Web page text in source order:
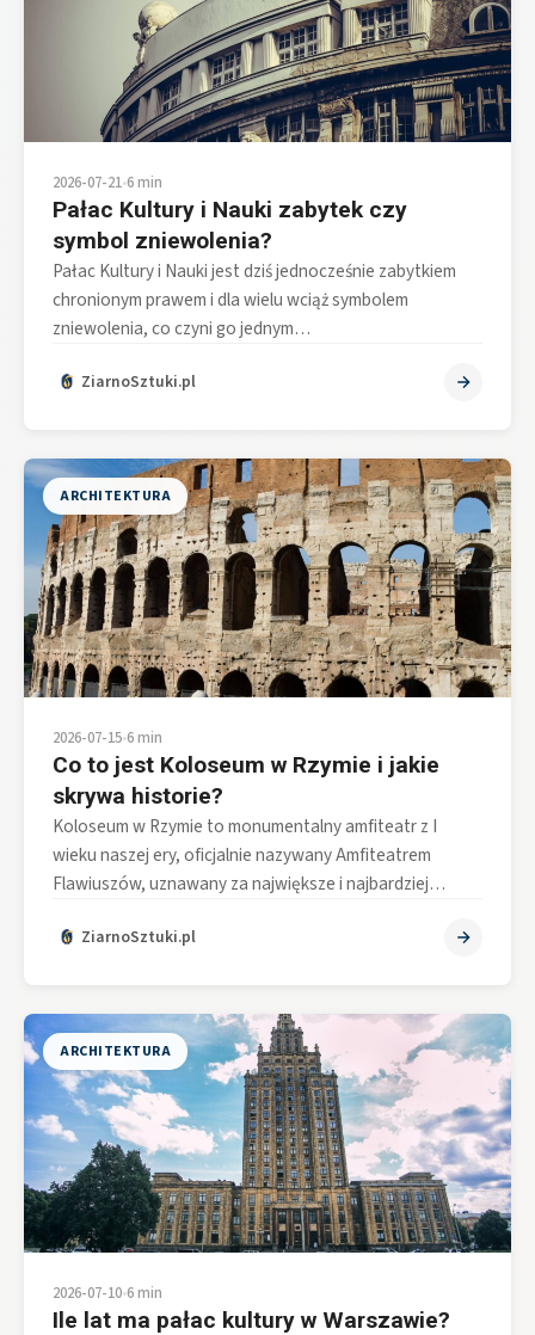
2026-07-21•6 min
Pałac Kultury i Nauki zabytek czy
symbol zniewolenia?
Pałac Kultury i Nauki jest dziś jednocześnie zabytkiem
chronionym prawem i dla wielu wciąż symbolem
zniewolenia, co czyni go jednym…
ZiarnoSztuki.pl
ARCHITEKTURA
2026-07-15•6 min
Co to jest Koloseum w Rzymie i jakie
skrywa historie?
Koloseum w Rzymie to monumentalny amfiteatr z I
wieku naszej ery, oficjalnie nazywany Amfiteatrem
Flawiuszów, uznawany za największe i najbardziej…
ZiarnoSztuki.pl
ARCHITEKTURA
2026-07-10•6 min
Ile lat ma pałac kultury w Warszawie?